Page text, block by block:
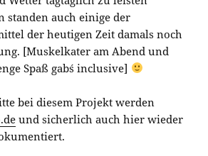
standen auch einige der
der heutigen Zeit damals noch
[Muskelkater am Abend und
Spaß gab´s inclusive]
bei diesem Projekt werden
und sicherlich auch hier wieder